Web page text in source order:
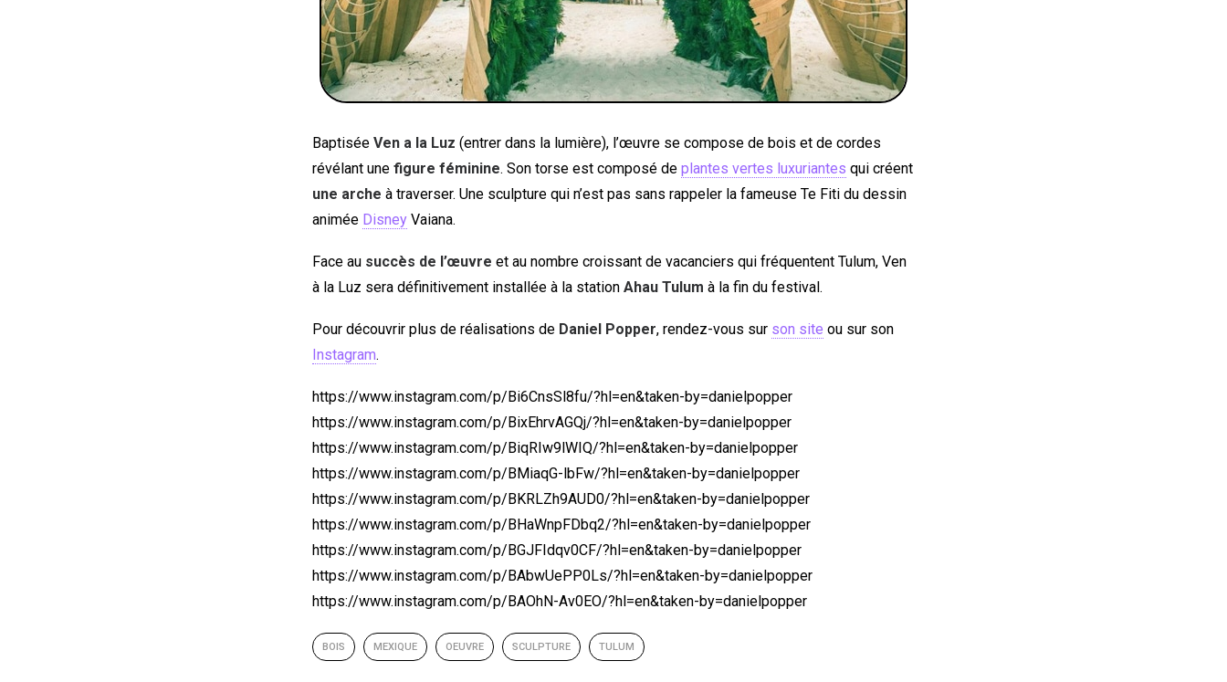
Baptisée Ven a la Luz (entrer dans la lumière), l’œuvre se compose de bois et de cordes
révélant une figure féminine. Son torse est composé de plantes vertes luxuriantes qui créent
une arche à traverser. Une sculpture qui n’est pas sans rappeler la fameuse Te Fiti du dessin
animée Disney Vaiana.
Face au succès de l’œuvre et au nombre croissant de vacanciers qui fréquentent Tulum, Ven
à la Luz sera définitivement installée à la station Ahau Tulum à la fin du festival.
Pour découvrir plus de réalisations de Daniel Popper, rendez-vous sur son site ou sur son
Instagram.
https://www.instagram.com/p/Bi6CnsSl8fu/?hl=en&taken-by=danielpopper
https://www.instagram.com/p/BixEhrvAGQj/?hl=en&taken-by=danielpopper
https://www.instagram.com/p/BiqRIw9lWIQ/?hl=en&taken-by=danielpopper
https://www.instagram.com/p/BMiaqG-lbFw/?hl=en&taken-by=danielpopper
https://www.instagram.com/p/BKRLZh9AUD0/?hl=en&taken-by=danielpopper
https://www.instagram.com/p/BHaWnpFDbq2/?hl=en&taken-by=danielpopper
https://www.instagram.com/p/BGJFIdqv0CF/?hl=en&taken-by=danielpopper
https://www.instagram.com/p/BAbwUePP0Ls/?hl=en&taken-by=danielpopper
https://www.instagram.com/p/BAOhN-Av0EO/?hl=en&taken-by=danielpopper
BOIS MEXIQUE OEUVRE SCULPTURE TULUM